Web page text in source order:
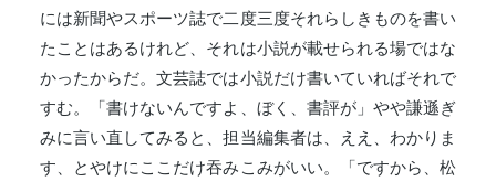
には新聞やスポーツ誌で二度三度それらしきものを書い
たことはあるけれど、それは小説が載せられる場ではな
かったからだ。文芸誌では小説だけ書いていればそれで
すむ。「書けないんですよ、ぼく、書評が」やや謙遜ぎ
みに言い直してみると、担当編集者は、ええ、わかりま
す、とやけにここだけ吞みこみがいい。「ですから、松